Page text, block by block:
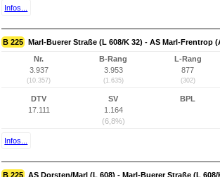
Infos...
B 225 Marl-Buerer Straße (L 608/K 32) - AS Marl-Frentrop
Nr.
3.937
(10.357)
B-Rang
3.953
(1.635)
L-Rang
877
(302)
DTV
17.111
SV
1.164
(6,8%)
BPL
Infos...
B 225 AS Dorsten/Marl (L 608) - Marl-Buerer Straße (L 608/